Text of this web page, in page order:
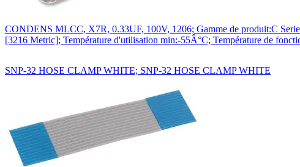
CONDENS MLCC, X7R, 0.33UF, 100V, 1206; Gamme de produit:C
[3216 Metric]; Température d'utilisation min:-55Â°C; Température de
SNP-32 HOSE CLAMP WHITE; SNP-32 HOSE CLAMP WHITE